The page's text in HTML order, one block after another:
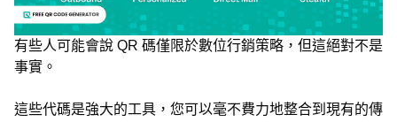
有些人可能會說 QR 碼僅限於數位行銷策略，但這絕對不是
事實。
這些代碼是強大的工具，您可以毫不費力地整合到現有的傳